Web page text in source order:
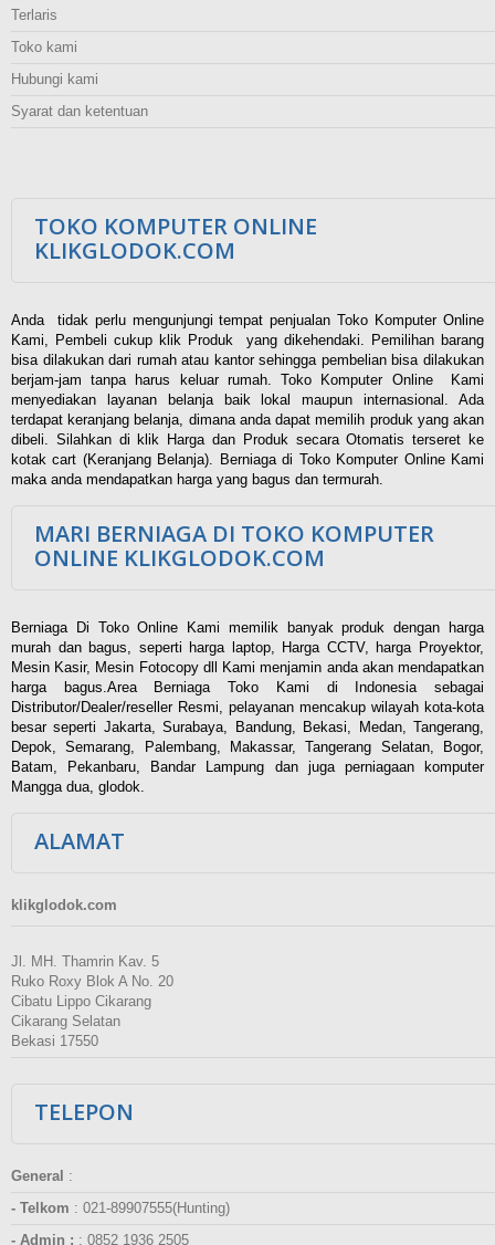
Terlaris
Toko kami
Hubungi kami
Syarat dan ketentuan
TOKO KOMPUTER ONLINE
KLIKGLODOK.COM
Anda tidak perlu mengunjungi tempat penjualan Toko Komputer Online
Kami, Pembeli cukup klik Produk yang dikehendaki. Pemilihan barang
bisa dilakukan dari rumah atau kantor sehingga pembelian bisa dilakukan
berjam-jam tanpa harus keluar rumah. Toko Komputer Online Kami
menyediakan layanan belanja baik lokal maupun internasional. Ada
terdapat keranjang belanja, dimana anda dapat memilih produk yang akan
dibeli. Silahkan di klik Harga dan Produk secara Otomatis terseret ke
kotak cart (Keranjang Belanja). Berniaga di Toko Komputer Online Kami
maka anda mendapatkan harga yang bagus dan termurah.
MARI BERNIAGA DI TOKO KOMPUTER
ONLINE KLIKGLODOK.COM
Berniaga Di Toko Online Kami memilik banyak produk dengan harga
murah dan bagus, seperti harga laptop, Harga CCTV, harga Proyektor,
Mesin Kasir, Mesin Fotocopy dll Kami menjamin anda akan mendapatkan
harga bagus.Area Berniaga Toko Kami di Indonesia sebagai
Distributor/Dealer/reseller Resmi, pelayanan mencakup wilayah kota-kota
besar seperti Jakarta, Surabaya, Bandung, Bekasi, Medan, Tangerang,
Depok, Semarang, Palembang, Makassar, Tangerang Selatan, Bogor,
Batam, Pekanbaru, Bandar Lampung dan juga perniagaan komputer
Mangga dua, glodok.
ALAMAT
klikglodok.com
Jl. MH. Thamrin Kav. 5
Ruko Roxy Blok A No. 20
Cibatu Lippo Cikarang
Cikarang Selatan
Bekasi 17550
TELEPON
General :
- Telkom : 021-89907555(Hunting)
- Admin : : 0852 1936 2505